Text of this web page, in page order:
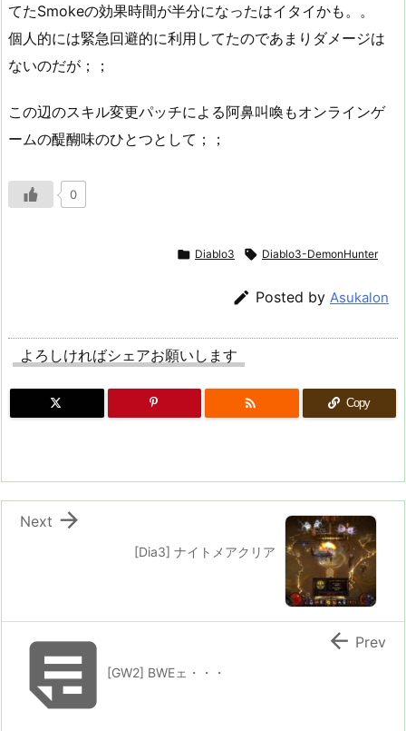
てたSmokeの効果時間が半分になったはイタイかも。。
個人的には緊急回避的に利用してたのであまりダメージは
ないのだが；；
この辺のスキル変更パッチによる阿鼻叫喚もオンラインゲ
ームの醍醐味のひとつとして；；
0
 Diablo3  Diablo3-DemonHunter
 Posted by Asukalon
よろしければシェアお願いします
 Copy
[Dia3] ナイトメアクリア

Next
[GW2] BWEェ・・・
 Prev